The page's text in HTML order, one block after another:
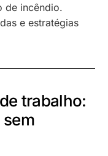
de incêndio.
e estratégias
trabalho: